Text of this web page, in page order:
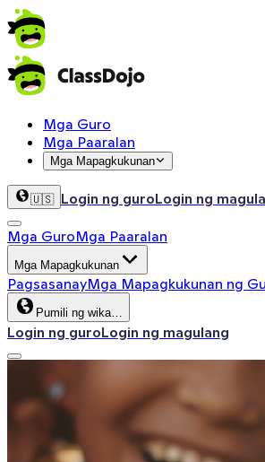
Mga Guro
Mga Paaralan
Mga Mapagkukunan
🇺🇸 Login ng guroLogin ng
Mga GuroMga Paaralan
Mga Mapagkukunan
PagsasanayMga Mapagkukunan ng
Pumili ng wika…
Login ng guroLogin ng magulang